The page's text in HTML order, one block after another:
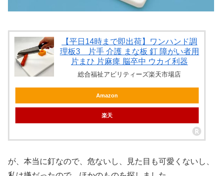
【平日14時まで即出荷】ワンハンド調
理板3 片手 介護 まな板 釘 障がい者用
片まひ 片麻痺 脳卒中 ウカイ利器
総合福祉アビリティーズ楽天市場店
Amazon
楽天
が、本当に釘なので、危ないし、見た目も可愛くないし、